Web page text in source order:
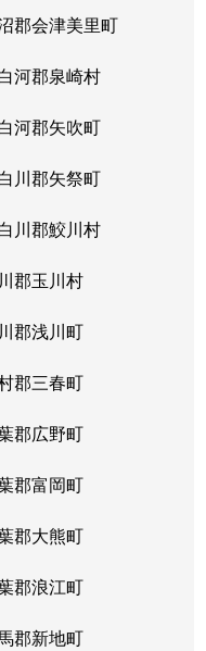
郡会津美里町
河郡泉崎村
河郡矢吹町
川郡矢祭町
川郡鮫川村
郡玉川村
郡浅川町
郡三春町
郡広野町
郡富岡町
郡大熊町
郡浪江町
郡新地町